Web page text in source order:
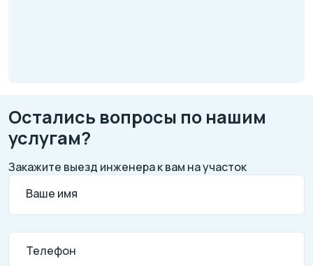
Остались вопросы по нашим
услугам?
Закажите выезд инженера к вам на участок
Ваше имя
Телефон